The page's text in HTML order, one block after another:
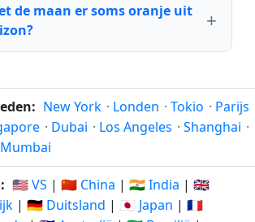
de maan er soms oranje uit
New York · Londen · Tokio · Parijs
· Dubai · Los Angeles · Shanghai ·
Mumbai
🇺🇸 VS | 🇨🇳 China | 🇮🇳 India | 🇬🇧
| 🇩🇪 Duitsland | 🇯🇵 Japan | 🇫🇷